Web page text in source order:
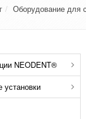
Оборудование для
NEODENT®
установки